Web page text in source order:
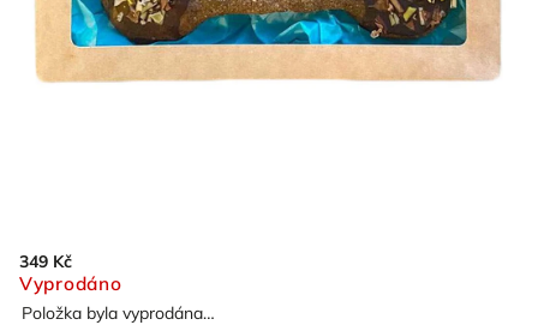
349 Kč
Vyprodáno
Položka byla vyprodána…